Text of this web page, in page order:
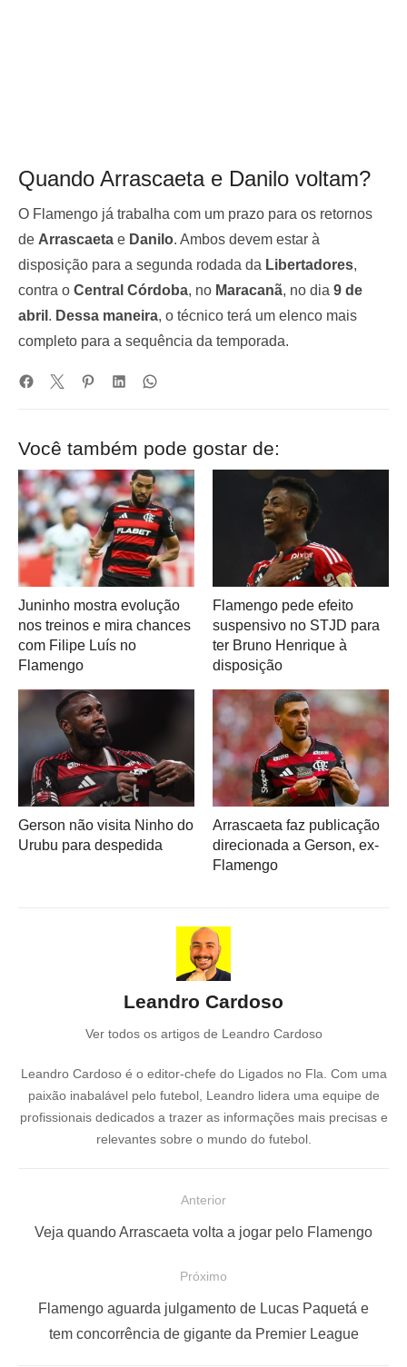
Quando Arrascaeta e Danilo voltam?
O Flamengo já trabalha com um prazo para os retornos
de Arrascaeta e Danilo. Ambos devem estar à
disposição para a segunda rodada da Libertadores,
contra o Central Córdoba, no Maracanã, no dia 9 de
abril . Dessa maneira, o técnico terá um elenco mais
completo para a sequência da temporada.
Você também pode gostar de:
Juninho mostra evolução
nos treinos e mira chances
com Filipe Luís no
Flamengo
Flamengo pede efeito
suspensivo no STJD para
ter Bruno Henrique à
disposição
Gerson não visita Ninho do
Urubu para despedida
Arrascaeta faz publicação
direcionada a Gerson, ex-
Flamengo
Leandro Cardoso
Ver todos os artigos de Leandro Cardoso
Leandro Cardoso é o editor-chefe do Ligados no Fla. Com uma
paixão inabalável pelo futebol, Leandro lidera uma equipe de
profissionais dedicados a trazer as informações mais precisas e
relevantes sobre o mundo do futebol.
Anterior
P
Veja quando Arrascaeta volta a jogar pelo Flamengo
Próximo
Flamengo aguarda julgamento de Lucas Paquetá e
tem concorrência de gigante da Premier League